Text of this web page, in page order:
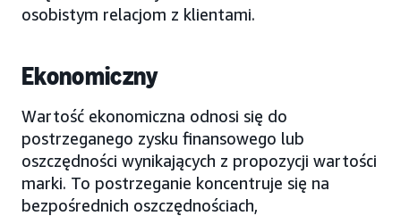
osobistym relacjom z klientami.
Ekonomiczny
Wartość ekonomiczna odnosi się do
postrzeganego zysku finansowego lub
oszczędności wynikających z propozycji wartości
marki. To postrzeganie koncentruje się na
bezpośrednich oszczędnościach,